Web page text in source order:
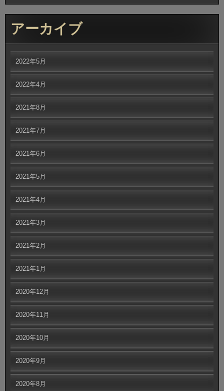
アーカイブ
2022年5月
2022年4月
2021年8月
2021年7月
2021年6月
2021年5月
2021年4月
2021年3月
2021年2月
2021年1月
2020年12月
2020年11月
2020年10月
2020年9月
2020年8月